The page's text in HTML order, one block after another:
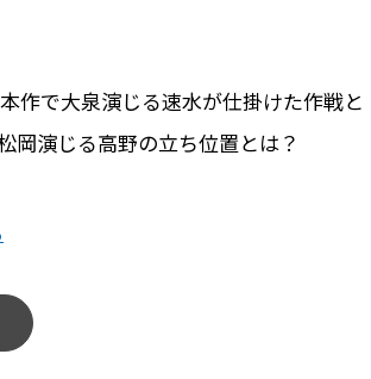
作で大泉演じる速水が仕掛けた作戦と
岡演じる高野の立ち位置とは？